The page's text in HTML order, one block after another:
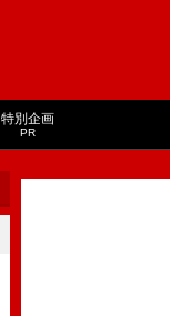
特別企画
PR